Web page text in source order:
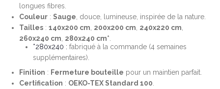
longues fibres.
Couleur: Sauge , douce, lumineuse, inspirée de la nature.
Tailles: 140x200 cm 200x200 cm 240x220 cm
260x240 cm 280x240 cm*
*280x240 : fabriqué à la commande (4 semaines
supplémentaires).
Finition : Fermeture bouteille pour un maintien parfait.
Certification : OEKO-TEX Standard 100